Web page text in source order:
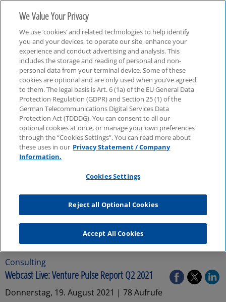
Consulting
Consulting
Webcast Live: Venture Pulse Report Q2 2021
Donnerstag, 19. August 2021 | 78 Aufrufe
We Value Your Privacy
We use ‘cookies’ and related technologies to help identify
you and your devices, to operate our site, enhance your
experience and conduct advertising and analysis. This
includes the storage and reading of personal and non-
personal data from your terminal device. Some of these
cookies are optional and are only used when you’ve agreed
to them. The legal basis is Art. 6 (1a) of the EU General Data
Protection Regulation (GDPR) and Section 25 (1) of the
German Telecommunications Digital Services Data
Protection Act (TDDDG). You can consent to all our
optional cookies at once, or manage your own preferences
through the “Cookies Settings”. You can read more about
these uses in our Privacy Statement / Company
Information.
Cookies Settings
Reject all Optional Cookies
Accept All Cookies